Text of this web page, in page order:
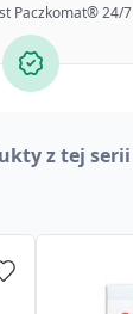
Paczkomat® 24/7
z tej serii